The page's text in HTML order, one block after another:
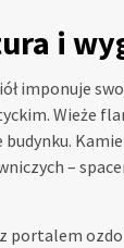
i
imponuje
Wieże
–
portalem